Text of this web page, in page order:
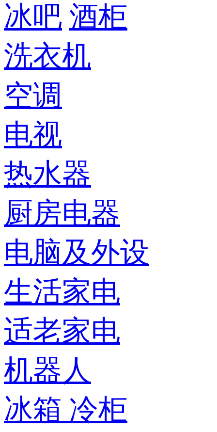
冰吧 酒柜
洗衣机
空调
电视
热水器
厨房电器
电脑及外设
生活家电
适老家电
机器人
冰箱 冷柜